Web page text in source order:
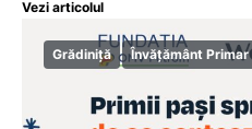
Vezi articolul
Grădiniță Învățământ Primar